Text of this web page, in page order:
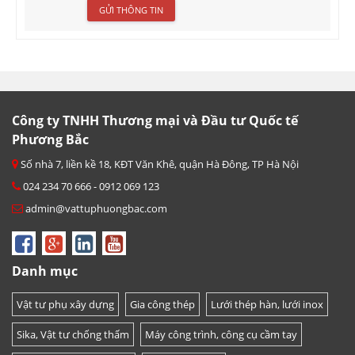
Công ty TNHH Thương mại và Đầu tư Quốc tế
Phương Bắc
Số nhà 7, liền kề 18, KĐT Văn Khê, quận Hà Đông, TP Hà Nội
024 234 70 666 - 0912 069 123
admin@vattuphuongbac.com
Danh mục
Vật tư phụ xây dựng Gia công thép Lưới thép hàn, lưới inox
Sika, Vật tư chống thấm Máy công trình, công cụ cầm tay